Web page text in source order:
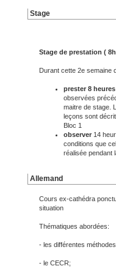
Stage
Stage de prestation (
Durant cette 2e semaine
prester 8 heures
observées
maitre de stage.
leçons sont
Bloc 1
observer 14
conditions que
réalisée pendant
Allemand
Cours ex-cathédra
situation
Thématiques abordées:
- les différentes
- le CECR;